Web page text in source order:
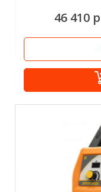
46 410